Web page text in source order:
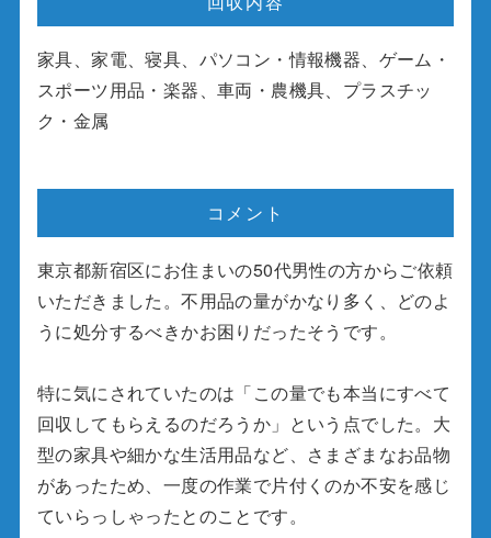
家具、家電、寝具、パソコン・情報機器、ゲーム・
スポーツ用品・楽器、車両・農機具、プラスチッ
ク・金属
コメント
東京都新宿区にお住まいの50代男性の方からご依頼
いただきました。不用品の量がかなり多く、どのよ
うに処分するべきかお困りだったそうです。
特に気にされていたのは「この量でも本当にすべて
回収してもらえるのだろうか」という点でした。大
型の家具や細かな生活用品など、さまざまなお品物
があったため、一度の作業で片付くのか不安を感じ
ていらっしゃったとのことです。